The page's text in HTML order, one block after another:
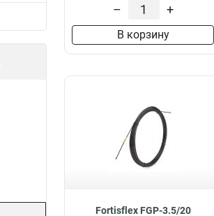
– +
В корзину
Fortisflex FGP-3.5/20